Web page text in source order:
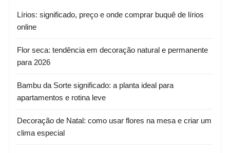
Lírios: significado, preço e onde comprar buquê de lírios
online
Flor seca: tendência em decoração natural e permanente
para 2026
Bambu da Sorte significado: a planta ideal para
apartamentos e rotina leve
Decoração de Natal: como usar flores na mesa e criar um
clima especial